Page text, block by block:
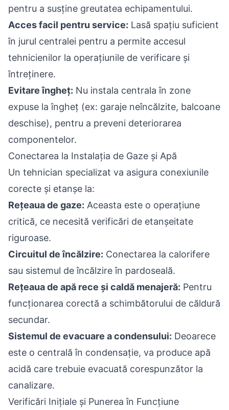
pentru a susține greutatea echipamentului.
Acces facil pentru service: Lasă spațiu suficient
în jurul centralei pentru a permite accesul
tehnicienilor la operațiunile de verificare și
întreținere.
Evitare îngheț: Nu instala centrala în zone
expuse la îngheț (ex: garaje neîncălzite, balcoane
deschise), pentru a preveni deteriorarea
componentelor.
Conectarea la Instalația de Gaze și Apă
Un tehnician specializat va asigura conexiunile
corecte și etanșe la:
Rețeaua de gaze: Aceasta este o operațiune
critică, ce necesită verificări de etanșeitate
riguroase.
Circuitul de încălzire: Conectarea la calorifere
sau sistemul de încălzire în pardoseală.
Rețeaua de apă rece și caldă menajeră: Pentru
funcționarea corectă a schimbătorului de căldură
secundar.
Sistemul de evacuare a condensului: Deoarece
este o centrală în condensație, va produce apă
acidă care trebuie evacuată corespunzător la
canalizare.
Verificări Inițiale și Punerea în Funcțiune